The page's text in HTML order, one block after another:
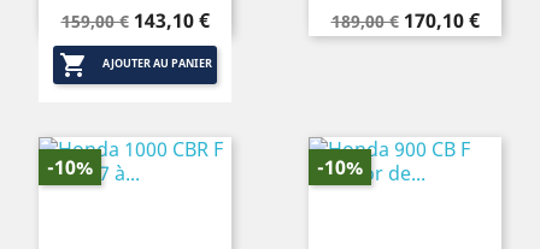
Prix
de
base
159,00 € Prix
143,10 €
 AJOUTER AU PANIER
Prix
de
189,00 € Prix
170,10 €
-10% -10%